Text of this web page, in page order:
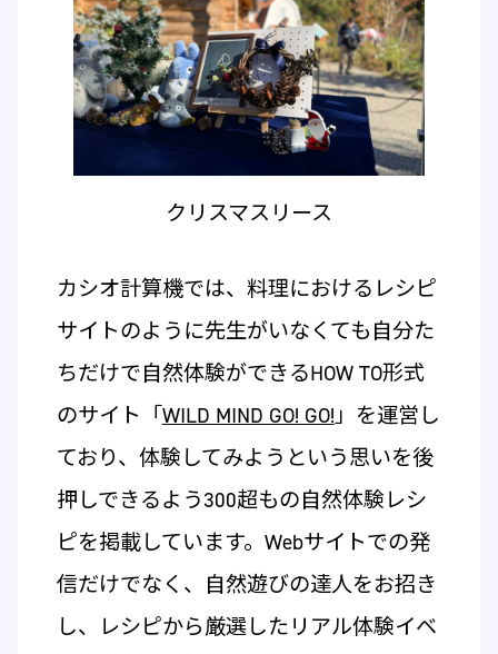
クリスマスリース
カシオ計算機では、料理におけるレシピ
サイトのように先生がいなくても自分た
ちだけで自然体験ができるHOW TO形式
のサイト「WILD MIND GO! GO!」を運営し
ており、体験してみようという思いを後
押しできるよう300超もの自然体験レシ
ピを掲載しています。Webサイトでの発
信だけでなく、自然遊びの達人をお招き
し、レシピから厳選したリアル体験イベ